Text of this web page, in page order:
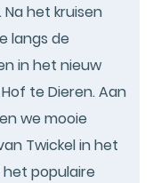
het kruisen
langs de
in het nieuw
te Dieren. Aan
we mooie
Twickel in het
het populaire